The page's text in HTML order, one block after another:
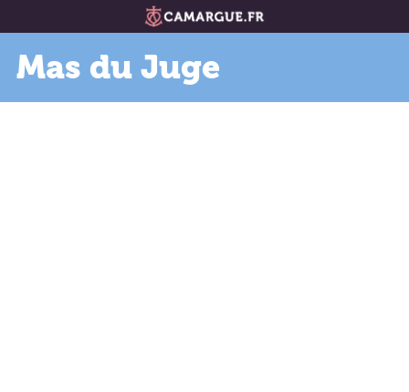
Mas du Juge